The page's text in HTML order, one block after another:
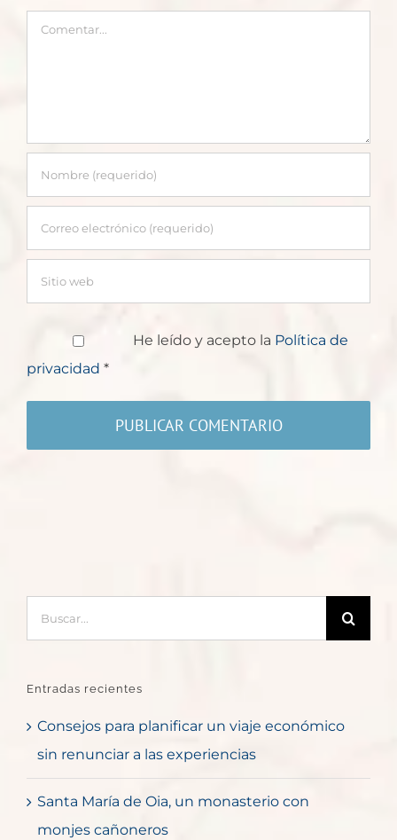
Comentar
He leído y acepto la Política de
privacidad *
Entradas recientes
Consejos para planificar un viaje económico
sin renunciar a las experiencias
Santa María de Oia, un monasterio con
monjes cañoneros